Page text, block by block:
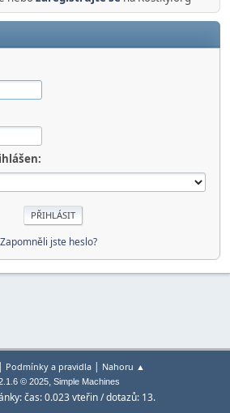
Zapomněli jste heslo?
Podmínky a pravidla| Nahoru ▲
© 2025, Simple Machines
čas: 0.023 vteřin / dotazů: 13.